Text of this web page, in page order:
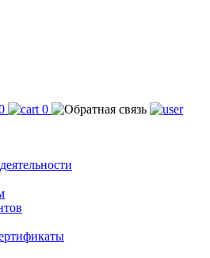
0